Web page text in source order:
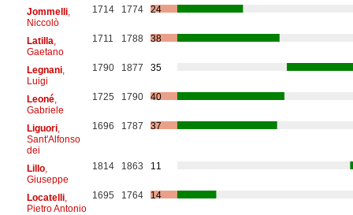
Jommelli,
Niccolò
1714 1774 24
Latilla
Gaetano
1711 1788 38
Legnani,
Luigi
1790 1877 35
Leoné,
Gabriele
1725 1790 40
Liguori,
Sant'Alfonso
dei
1696 1787 37
Lillo,
Giuseppe
1814 1863 11
Locatelli,
Pietro Antonio
1695 1764 14